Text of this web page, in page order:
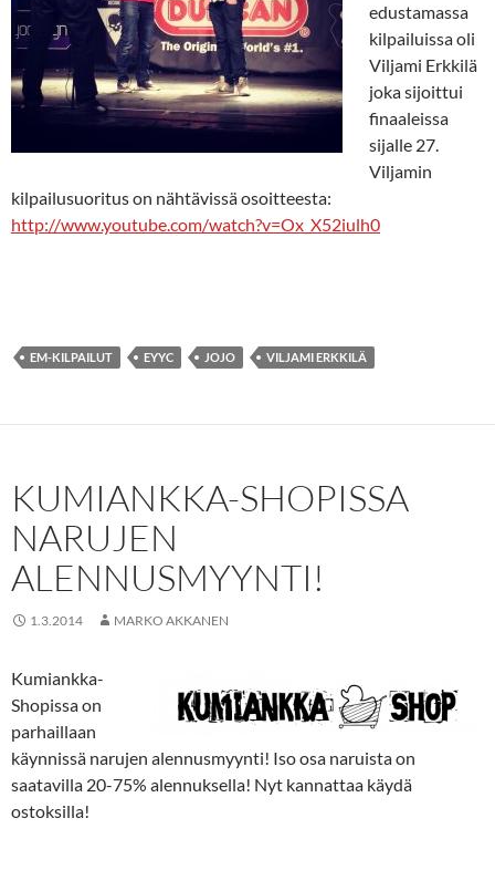
edustamassa
kilpailuissa oli
Viljami Erkkilä
joka sijoittui
finaaleissa
sijalle 27.
Viljamin
kilpailusuoritus on nähtävissä osoitteesta:
http://www.youtube.com/watch?v=Ox_X52iulh0
EM-KILPAILUT EYYC JOJO VILJAMI ERKKILÄ
KUMIANKKA-SHOPISSA
NARUJEN
ALENNUSMYYNTI!
1.3.2014 MARKO AKKANEN
Kumiankka-
Shopissa on
parhaillaan
käynnissä narujen alennusmyynti! Iso osa naruista on
saatavilla 20-75% alennuksella! Nyt kannattaa käydä
ostoksilla!